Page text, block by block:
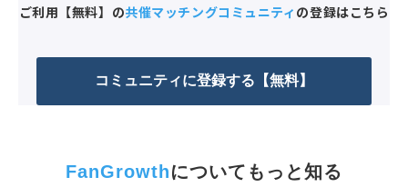
ご利用【無料】の共催マッチングコミュニティ の登録はこちら
コミュニティに登録する【無料】
FanGrowthについてもっと知る